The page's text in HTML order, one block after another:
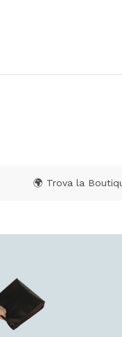
🌍 Trova la